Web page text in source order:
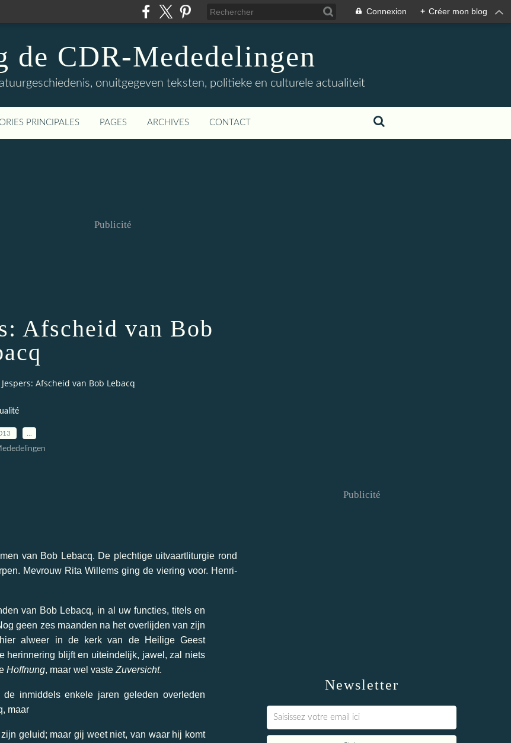
Connexion + Créer mon blog
de CDR-Mededelingen
onuitgegeven teksten, politieke en culturele actualiteit
PRINCIPALES PAGES ARCHIVES CONTACT
Publicité
Afscheid van Bob
Afscheid van Bob Lebacq
van Bob Lebacq. De plechtige uitvaartliturgie rond
Mevrouw Rita Willems ging de viering voor. Henri-
van Bob Lebacq, in al uw functies, titels en
geen zes maanden na het overlijden van zijn
alweer in de kerk van de Heilige Geest
herinnering blijft en uiteindelijk, jawel, zal niets
Hoffnung, maar wel vaste Zuversicht.
inmiddels enkele jaren geleden overleden
maar
geluid; maar gij weet niet, van waar hij komt
Newsletter
Publicité